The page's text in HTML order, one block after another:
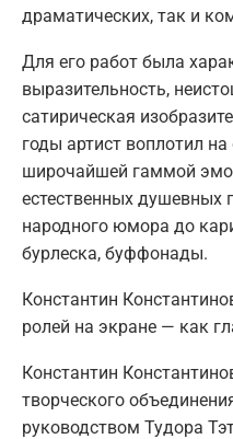
драматических, так и
Для его работ была
выразительность,
сатирическая
годы артист воплотил
широчайшей гаммой
естественных душевных
народного юмора до
бурлеска, буффонады.
Константин
ролей на экране — как
Константин
творческого
руководством Тудора